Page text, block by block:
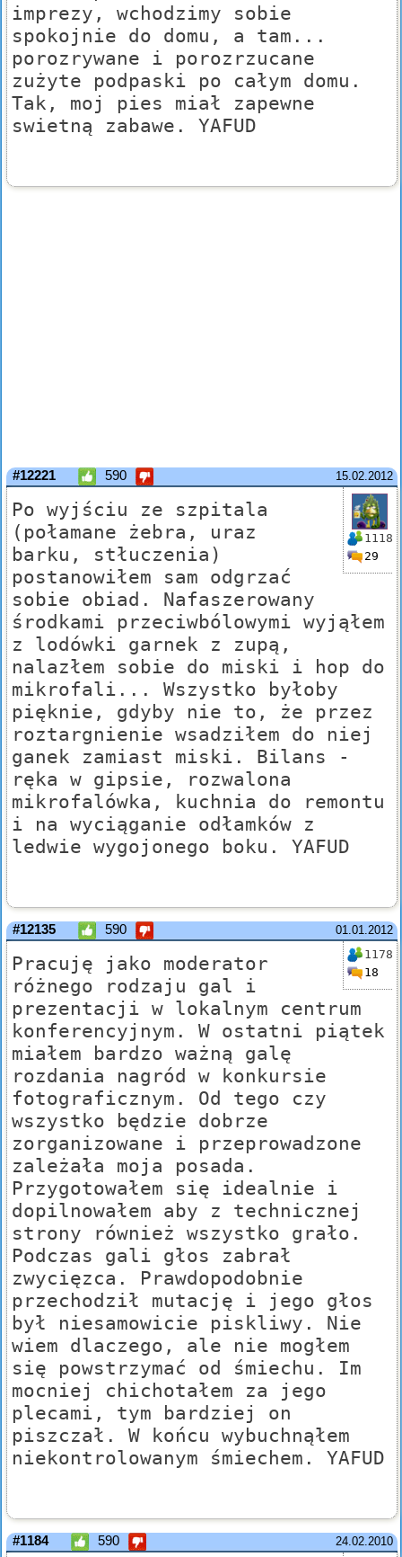
imprezy, wchodzimy sobie
spokojnie do domu, a tam...
porozrywane i porozrzucane
zużyte podpaski po całym domu.
Tak, moj pies miał zapewne
swietną zabawe. YAFUD
15.02.2012
#12221 590
1118
29
Po wyjściu ze szpitala
(połamane żebra, uraz
barku, stłuczenia)
postanowiłem sam odgrzać
sobie obiad. Nafaszerowany
środkami przeciwbólowymi wyjąłem
z lodówki garnek z zupą,
nalazłem sobie do miski i hop do
mikrofali... Wszystko byłoby
pięknie, gdyby nie to, że przez
roztargnienie wsadziłem do niej
ganek zamiast miski. Bilans -
ręka w gipsie, rozwalona
mikrofalówka, kuchnia do remontu
i na wyciąganie odłamków z
ledwie wygojonego boku. YAFUD
01.01.2012
#12135 590
1178
18
Pracuję jako moderator
różnego rodzaju gal i
prezentacji w lokalnym centrum
konferencyjnym. W ostatni piątek
miałem bardzo ważną galę
rozdania nagród w konkursie
fotograficznym. Od tego czy
wszystko będzie dobrze
zorganizowane i przeprowadzone
zależała moja posada.
Przygotowałem się idealnie i
dopilnowałem aby z technicznej
strony również wszystko grało.
Podczas gali głos zabrał
zwycięzca. Prawdopodobnie
przechodził mutację i jego głos
był niesamowicie piskliwy. Nie
wiem dlaczego, ale nie mogłem
się powstrzymać od śmiechu. Im
mocniej chichotałem za jego
plecami, tym bardziej on
piszczał. W końcu wybuchnąłem
niekontrolowanym śmiechem. YAFUD
24.02.2010
#1184 590